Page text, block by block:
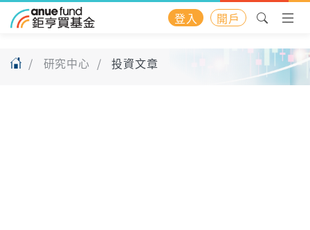
登入 開戶
研究中心 投資文章